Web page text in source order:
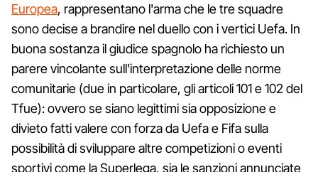
Europea, rappresentano l'arma che le tre squadre
sono decise a brandire nel duello con i vertici Uefa. In
buona sostanza il giudice spagnolo ha richiesto un
parere vincolante sull'interpretazione delle norme
comunitarie (due in particolare, gli articoli 101 e 102 del
Tfue): ovvero se siano legittimi sia opposizione e
divieto fatti valere con forza da Uefa e Fifa sulla
possibilità di sviluppare altre competizioni o eventi
sportivi come la Superlega, sia le sanzioni annunciate